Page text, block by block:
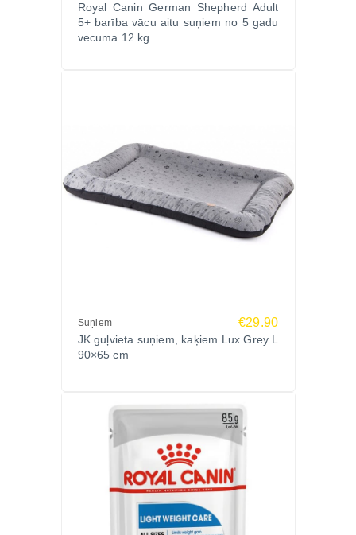
Royal Canin German Shepherd Adult
5+ barība vācu aitu suņiem no 5 gadu
vecuma 12 kg
Suņiem €29.90
JK guļvieta suņiem, kaķiem Lux Grey L
90×65 cm